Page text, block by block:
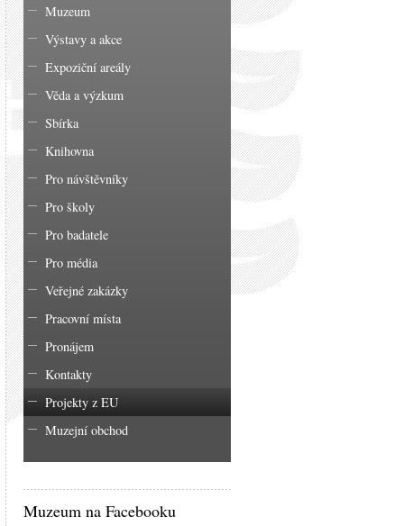
Muzeum
Výstavy a akce
Expoziční areály
Věda a výzkum
Sbírka
Knihovna
Pro návštěvníky
Pro školy
Pro badatele
Pro média
Veřejné zakázky
Pracovní místa
Pronájem
Kontakty
Projekty z EU
Muzejní obchod
Muzeum na Facebooku